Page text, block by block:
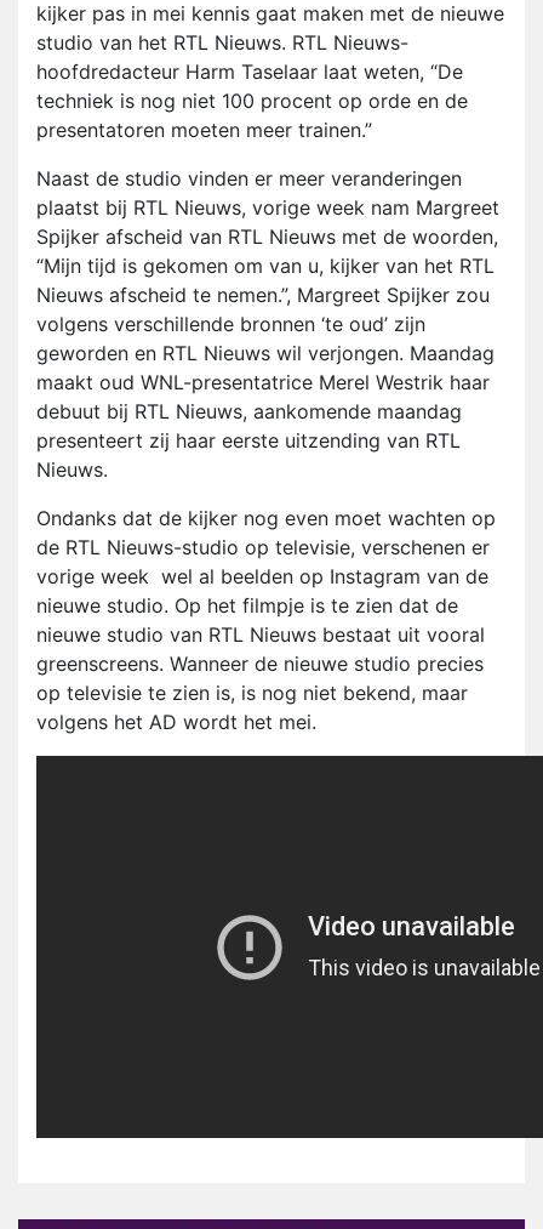
kijker pas in mei kennis gaat maken met de nieuwe
studio van het RTL Nieuws. RTL Nieuws-
hoofdredacteur Harm Taselaar laat weten, “De
techniek is nog niet 100 procent op orde en de
presentatoren moeten meer trainen.”
Naast de studio vinden er meer veranderingen
plaatst bij RTL Nieuws, vorige week nam Margreet
Spijker afscheid van RTL Nieuws met de woorden,
“Mijn tijd is gekomen om van u, kijker van het RTL
Nieuws afscheid te nemen.”, Margreet Spijker zou
volgens verschillende bronnen ‘te oud’ zijn
geworden en RTL Nieuws wil verjongen. Maandag
maakt oud WNL-presentatrice Merel Westrik haar
debuut bij RTL Nieuws, aankomende maandag
presenteert zij haar eerste uitzending van RTL
Nieuws.
Ondanks dat de kijker nog even moet wachten op
de RTL Nieuws-studio op televisie, verschenen er
vorige week wel al beelden op Instagram van de
nieuwe studio. Op het filmpje is te zien dat de
nieuwe studio van RTL Nieuws bestaat uit vooral
greenscreens. Wanneer de nieuwe studio precies
op televisie te zien is, is nog niet bekend, maar
volgens het AD wordt het mei.